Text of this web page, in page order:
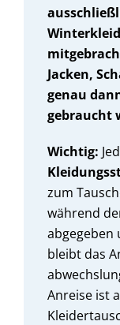
Jacken,
genau
gebraucht
Wichtig:
zum
während
abgegeben
bleibt das
Anreise ist